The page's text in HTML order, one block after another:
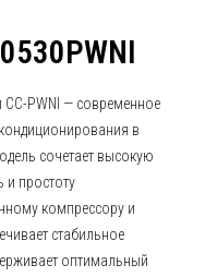
CC-PWNI — современное
в
сочетает высокую
и простоту
компрессору и
стабильное
оптимальный